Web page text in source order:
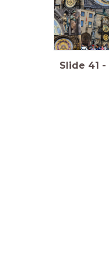
Slide 41 -